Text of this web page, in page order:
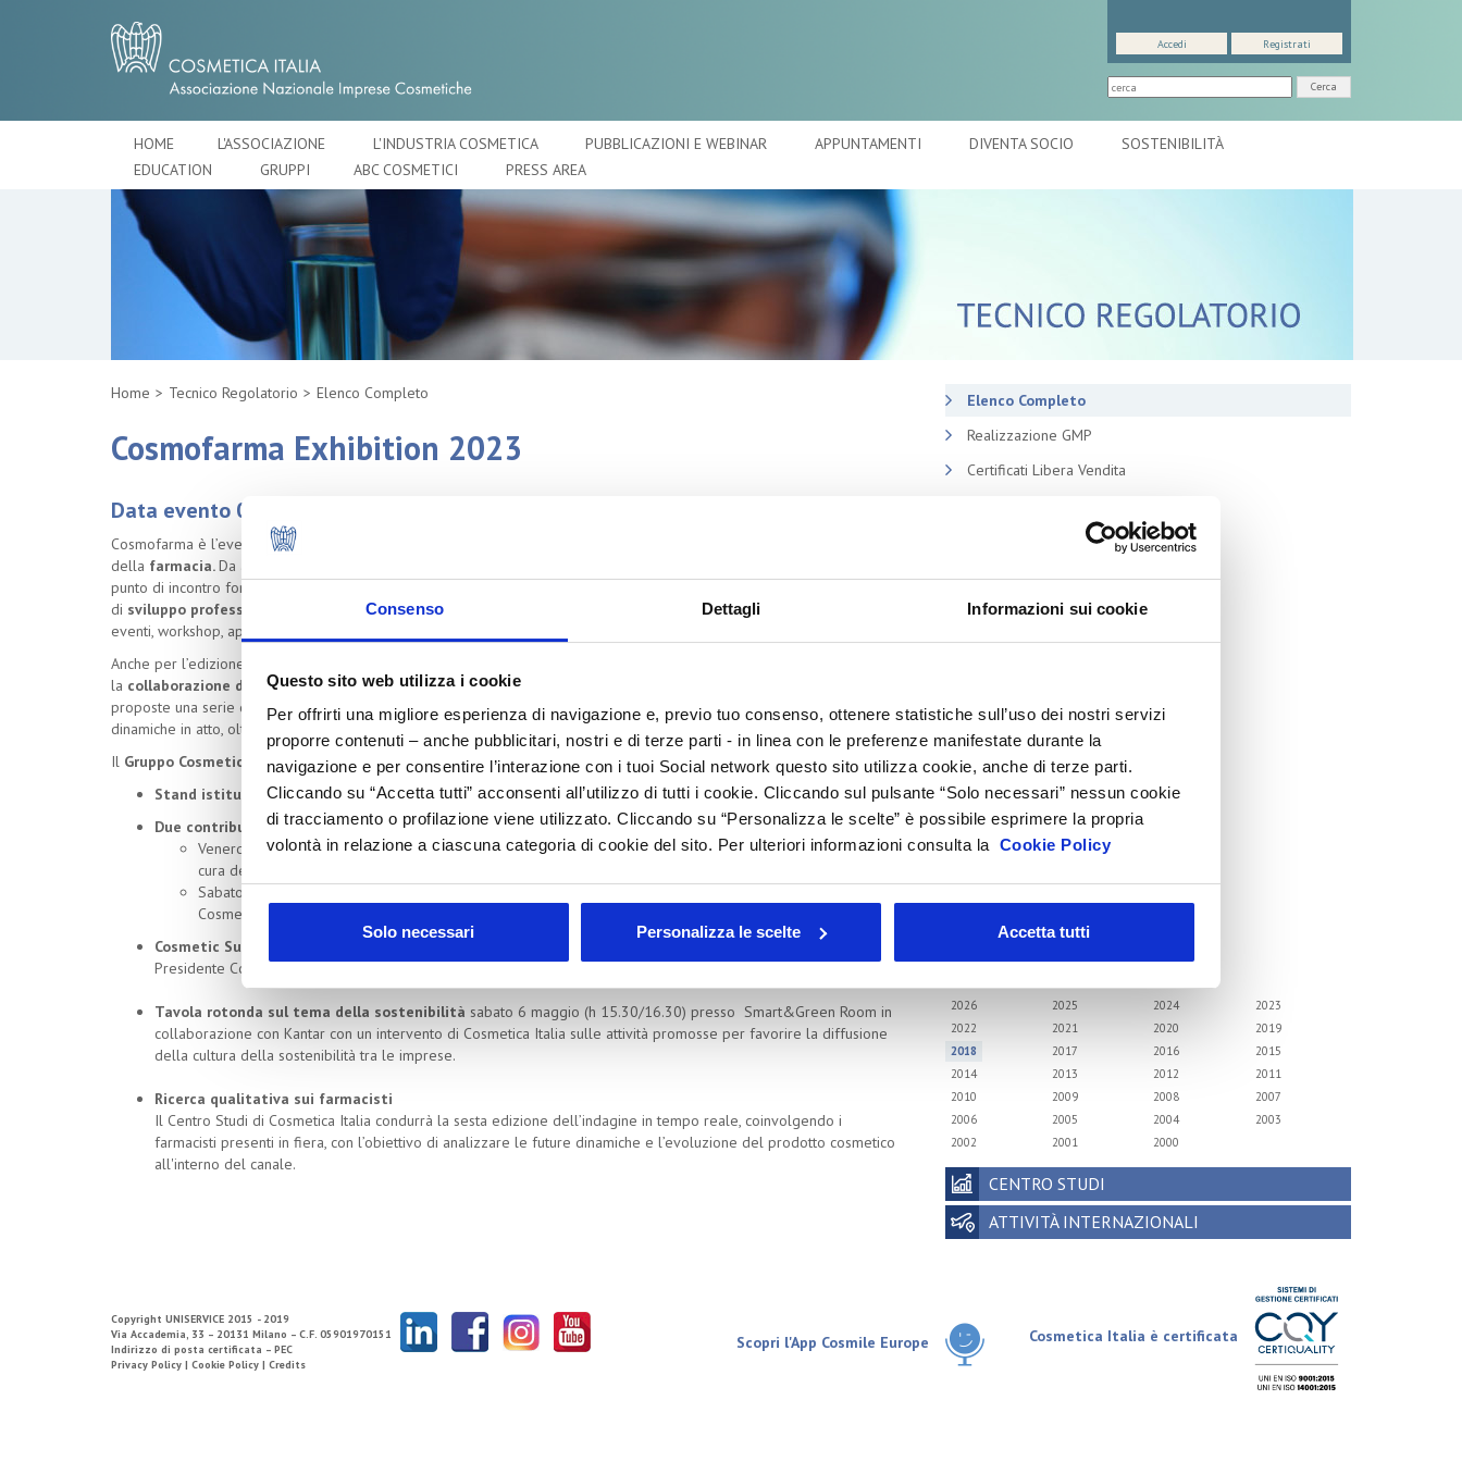
Consenso Dettagli Informazioni sui cookie
Questo sito web utilizza i cookie
Per offrirti una migliore esperienza di navigazione e, previo tuo consenso, ottenere statistiche sull’uso dei nostri servizi
proporre contenuti – anche pubblicitari, nostri e di terze parti - in linea con le preferenze manifestate durante la
navigazione e per consentire l’interazione con i tuoi Social network questo sito utilizza cookie, anche di terze parti.
Cliccando su “Accetta tutti” acconsenti all’utilizzo di tutti i cookie. Cliccando sul pulsante “Solo necessari” nessun cookie
di tracciamento o profilazione viene utilizzato. Cliccando su “Personalizza le scelte” è possibile esprimere la propria
volontà in relazione a ciascuna categoria di cookie del sito. Per ulteriori informazioni consulta la Cookie Policy
Solo necessari Personalizza le scelte Accetta tutti
Cerca
Accedi Registrati
HOME L'ASSOCIAZIONE L'INDUSTRIA COSMETICA PUBBLICAZIONI E WEBINAR APPUNTAMENTI DIVENTA SOCIO
SOSTENIBILITÀ
EDUCATION
GRUPPI ABC COSMETICI PRESS AREA
Home Tecnico Regolatorio Elenco Completo
Cosmofarma Exhibition 2023
Data evento 05/05/2023
Cosmofarma è l’evento leader nell’ambito dell’
della farmacia.Da anni un appuntamento imprescindibile per il settore farmaceutico, la manifestazione rappresenta un
punto di incontro fondamentale tra l’industria e il farmacista. Crea spunti di riflessione per aprire nuove strade
di sviluppo professionale, contenuti innovativi
per i protagonisti del settore, realizza
eventi, workshop, appuntamenti web per la sua community che culminano nella manifestazione fieristica.
Anche per l’edizione 2023, in programma presso il quartiere fieristico bolognese dal 5 al 7 maggio, si conferma
la collaborazione di Cosmetica Italia, attraverso il Gruppo Cosmetici in Farmacia
proposte una serie di attività nell’ottica di valorizzare il ruolo del cosmetico nel canale farmacia, approfondirne le
dinamiche in atto, oltre che fornire informazione ai professionisti del settore.
Il Gruppo Cosmetici in Farmacia@Cosmofarma 2023:
Stand istituzionale del Gruppo Cosmetici in Farmacia(pad. 25, stand C2)
Due contributi a cura di Cosmetica Italia presso lo Spazio Innovazione - Pad 25:
Venerdì 5 maggio (ore 11): “L'evoluzione del cosmetico a connotazione naturale e sostenibile in Italia” a
cura del Centro Studi di Cosmetica Italia
Sabato 6 maggio (ore 11): “Multicanalità e abitudini del nuovo consumatore” a cura del Centro Studi di
Cosmetica Italia
Cosmetic Summit
sabato 6 maggio (h 14.30/17.30) presso lo Spazio Innovazione pad. 25 con gli interventi del
Presidente Corvi e del Centro Studi di Cosmetica Italia.
Tavola rotonda sul tema della sostenibilità sabato 6 maggio (h 15.30/16.30) presso Smart&Green Room in
collaborazione con Kantar con un intervento di Cosmetica Italia sulle attività promosse per favorire la diffusione
della cultura della sostenibilità tra le imprese.
Ricerca qualitativa sui farmacisti
Il Centro Studi di Cosmetica Italia condurrà la sesta edizione dell’indagine in tempo reale, coinvolgendo i
farmacisti presenti in fiera, con l’obiettivo di analizzare le future dinamiche e l’evoluzione del prodotto cosmetico
all'interno del canale.
Elenco Completo
Realizzazione GMP
Certificati Libera Vendita
Normativa cosmetici
Prodotti e Ingredienti Cosmetici
Produzione e confezionamento
REACH e CLP
Sicurezza Prodotti cosmetici
Codici doganali e accise
Altre normative
Archivio presentazioni
FAQ
Archivio
2026 2025 2024
2023
2022
2021 2020
2019
2018
2017 2016
2015
2014
2013 2012
2011
2010
2009 2008
2007
2006
2005 2004
2003
2002
2001 2000
CENTRO STUDI
ATTIVITÀ INTERNAZIONALI
Copyright UNISERVICE 2015 - 2019
Via Accademia, 33 – 20131 Milano – C.F. 05901970151
Indirizzo di posta certificata – PEC
Privacy Policy | Cookie Policy | Credits
Cosmetica Italia è certificata
Scopri l'App Cosmile Europe